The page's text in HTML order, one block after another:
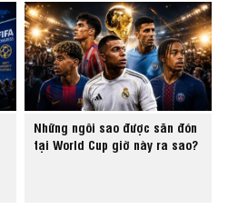
Những ngôi sao được săn đón
tại World Cup giờ này ra sao?